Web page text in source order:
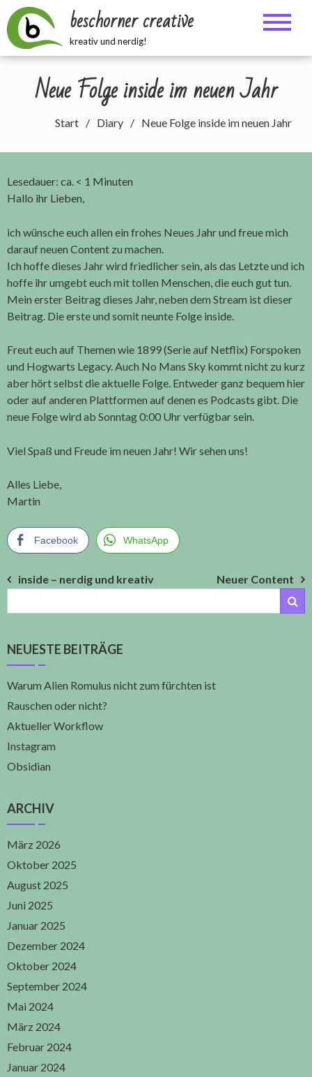
Zum
Inhalt
springen
beschorner creative
kreativ und nerdig!
Neue Folge inside im neuen Jahr
Start Diary Neue Folge inside im neuen Jahr
Lesedauer: ca. < 1 Minuten
Hallo ihr Lieben,
ich wünsche euch allen ein frohes Neues Jahr und freue mich
darauf neuen Content zu machen.
Ich hoffe dieses Jahr wird friedlicher sein, als das Letzte und ich
hoffe ihr umgebt euch mit tollen Menschen, die euch gut tun.
Mein erster Beitrag dieses Jahr, neben dem Stream ist dieser
Beitrag. Die erste und somit neunte Folge inside.
Freut euch auf Themen wie 1899 (Serie auf Netflix) Forspoken
und Hogwarts Legacy. Auch No Mans Sky kommt nicht zu kurz
aber hört selbst die aktuelle Folge. Entweder ganz bequem hier
oder auf anderen Plattformen auf denen es Podcasts gibt. Die
neue Folge wird ab Sonntag 0:00 Uhr verfügbar sein.
Viel Spaß und Freude im neuen Jahr! Wir sehen uns!
Alles Liebe,
Martin
Facebook WhatsApp
Beitragsnavigation
inside – nerdig und kreativ Neuer Content
NEUESTE BEITRÄGE
Warum Alien Romulus nicht zum fürchten ist
Rauschen oder nicht?
Aktueller Workflow
Instagram
Obsidian
ARCHIV
März 2026
Oktober 2025
August 2025
Juni 2025
Januar 2025
Dezember 2024
Oktober 2024
September 2024
Mai 2024
März 2024
Februar 2024
Januar 2024